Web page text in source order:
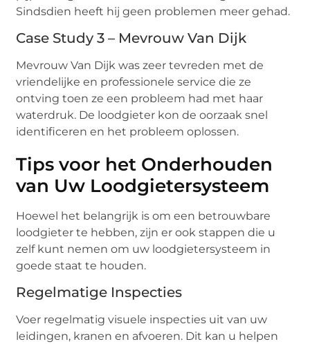
Sindsdien heeft hij geen problemen meer gehad.
Case Study 3 – Mevrouw Van Dijk
Mevrouw Van Dijk was zeer tevreden met de
vriendelijke en professionele service die ze
ontving toen ze een probleem had met haar
waterdruk. De loodgieter kon de oorzaak snel
identificeren en het probleem oplossen.
Tips voor het Onderhouden
van Uw Loodgietersysteem
Hoewel het belangrijk is om een betrouwbare
loodgieter te hebben, zijn er ook stappen die u
zelf kunt nemen om uw loodgietersysteem in
goede staat te houden.
Regelmatige Inspecties
Voer regelmatig visuele inspecties uit van uw
leidingen, kranen en afvoeren. Dit kan u helpen